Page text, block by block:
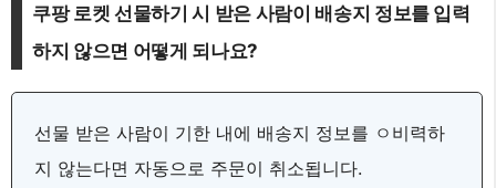
쿠팡 로켓 선물하기 시 받은 사람이 배송지 정보를 입력
하지 않으면 어떻게 되나요?
선물 받은 사람이 기한 내에 배송지 정보를 ㅇ비력하
지 않는다면 자동으로 주문이 취소됩니다.